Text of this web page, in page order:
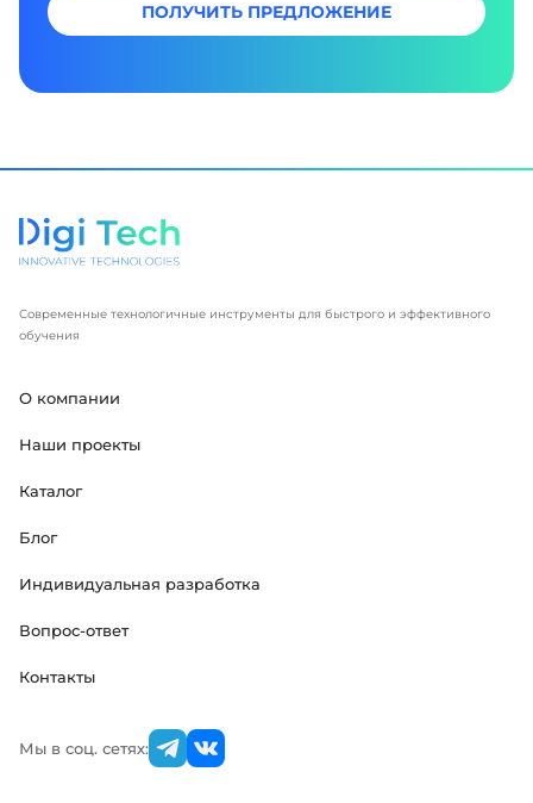
ПОЛУЧИТЬ ПРЕДЛОЖЕНИЕ
Современные технологичные инструменты для быстрого и эффективного
обучения
О компании
Наши проекты
Каталог
Блог
Индивидуальная разработка
Вопрос-ответ
Контакты
Мы в соц. сетях: